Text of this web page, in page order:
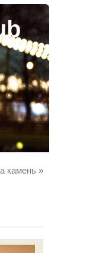
камень »